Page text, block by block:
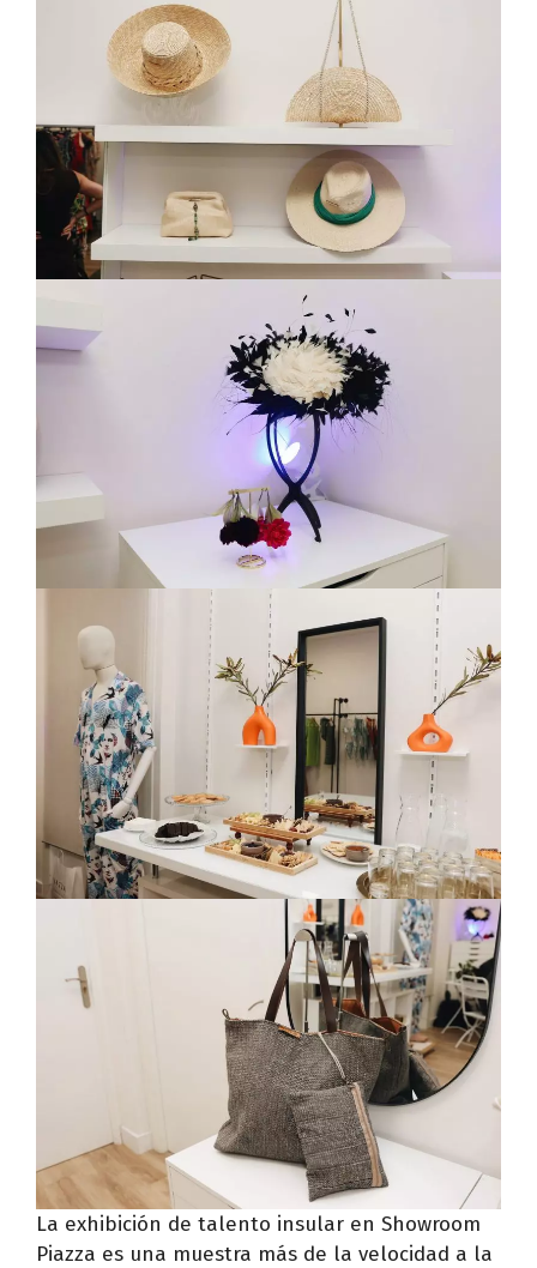
La exhibición de talento insular en Showroom
Piazza es una muestra más de la velocidad a la